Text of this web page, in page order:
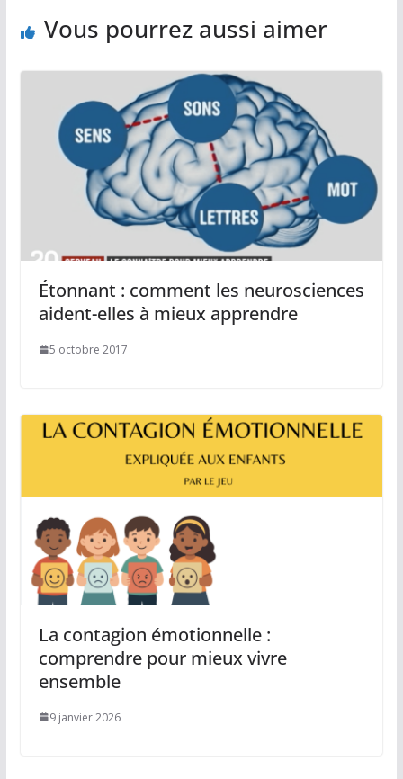
Vous pourrez aussi aimer
Étonnant : comment les neurosciences
aident-elles à mieux apprendre
5 octobre 2017
La contagion émotionnelle :
comprendre pour mieux vivre
ensemble
9 janvier 2026